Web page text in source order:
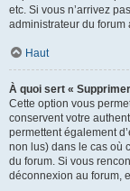
etc. Si vous n’arrivez
administrateur du forum
Haut
À quoi sert «
Cette option vous
conservent votre
permettent également
non lus) dans le cas où
du forum. Si vous
déconnexion au forum,